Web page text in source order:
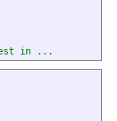
in ...